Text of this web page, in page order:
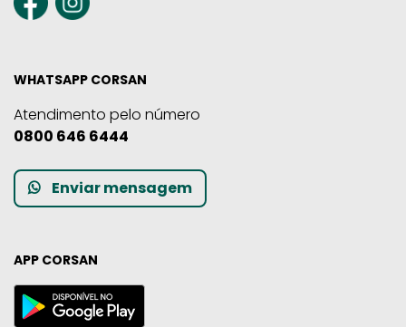
WHATSAPP CORSAN
Atendimento pelo número
0800 646 6444
Enviar mensagem
APP CORSAN